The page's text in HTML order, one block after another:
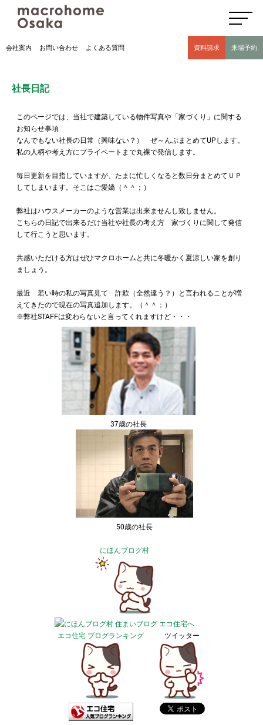
高気密高断熱住宅のマクロホーム大阪の社長日記(豊中市 モデルハウス有)
会社案内 お問い合わせ よくある質問 資料請求 来場予約
社長日記
このページでは、当社で建築している物件写真や「家づくり」に関する
お知らせ事項
なんでもない社長の日常（興味ない？） ぜ～んぶまとめてUPします。
私の人柄や考え方にプライベートまで丸裸で発信します。
毎日更新を目指していますが、たまに忙しくなると数日分まとめてＵＰ
してしまいます。そこはご愛嬌（＾＾；）
弊社はハウスメーカーのような営業は出来ませんし致しません。
こちらの日記で出来るだけ当社や社長の考え方 家づくりに関して発信
して行こうと思います。
共感いただける方はぜひマクロホームと共に冬暖かく夏涼しい家を創り
ましょう。
最近 若い時の私の写真見て 詐欺（全然違う？）と言われることが増
えてきたので現在の写真追加します。（＾＾；）
※弊社STAFFは変わらないと言ってくれますけど・・・
37歳の社長
50歳の社長
にほんブログ村
エコ住宅 ブログランキング ツイッター